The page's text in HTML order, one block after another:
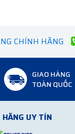
CHÍNH HÃNG
GIAO HÀNG
TOÀN QUỐC
UY TÍN